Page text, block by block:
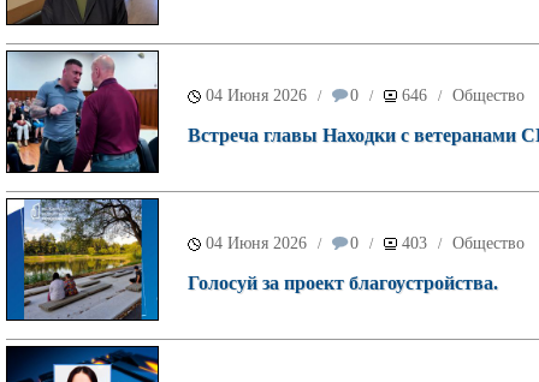
04 Июня 2026 / 0 / 646 / Общество
Встреча главы Находки с ветеранами
04 Июня 2026 / 0 / 403 / Общество
Голосуй за проект благоустройства.